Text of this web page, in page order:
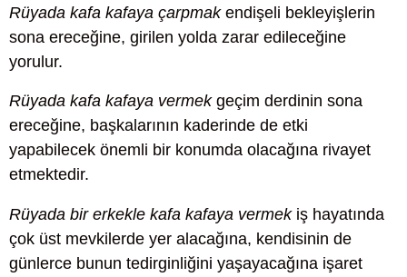
Rüyada kafa kafaya çarpmakendişeli bekleyişlerin
sona ereceğine, girilen yolda zarar edileceğine
yorulur.
Rüyada kafa kafaya vermekgeçim derdinin sona
ereceğine, başkalarının kaderinde de etki
yapabilecek önemli bir konumda olacağına rivayet
etmektedir.
Rüyada bir erkekle kafa kafaya vermekiş hayatında
çok üst mevkilerde yer alacağına, kendisinin de
günlerce bunun tedirginliğini yaşayacağına işaret